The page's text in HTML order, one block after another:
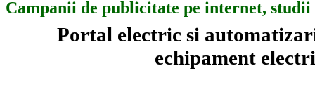
Campanii de publicitate pe internet,
Portal electric si
echipament